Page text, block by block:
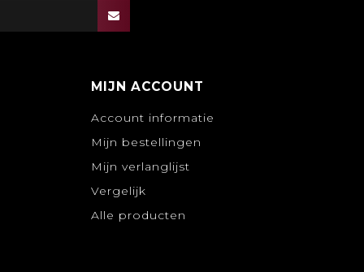
MIJN ACCOUNT
Account informatie
Mijn bestellingen
Mijn verlanglijst
Vergelijk
Alle producten